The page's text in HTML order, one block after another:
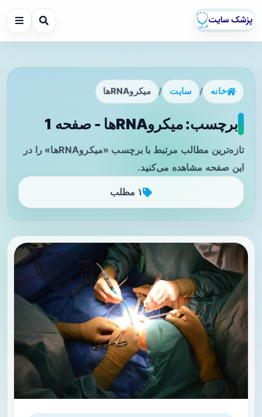
خانه / سایت / میکروRNAها
برچسب: میکروRNAها - صفحه 1
تازه‌ترین مطالب مرتبط با برچسب «میکروRNAها» را در
این صفحه مشاهده می‌کنید.
۱ مطلب